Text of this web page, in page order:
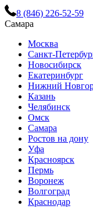
8 (846) 226-52-59
Самара
Москва
Санкт-
Новосибирск
Екатеринбург
Нижний
Казань
Челябинск
Омск
Самара
Ростов на дону
Уфа
Красноярск
Пермь
Воронеж
Волгоград
Краснодар